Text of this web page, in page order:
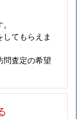
てもらえま
問査定の希望